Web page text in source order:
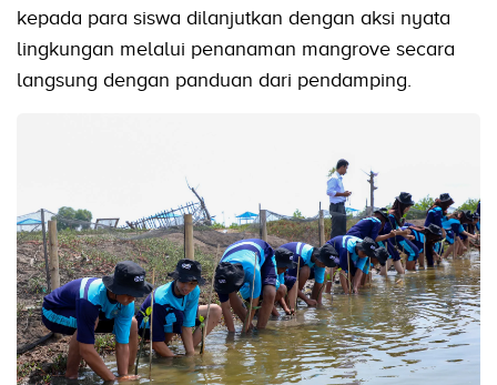
kepada para siswa dilanjutkan dengan aksi nyata
lingkungan melalui penanaman mangrove secara
langsung dengan panduan dari pendamping.